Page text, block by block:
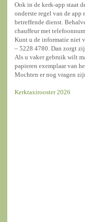
Ook in de kerk-app staat
onderste regel van de app
betreffende dienst.
chauffeur met
Kunt u de informatie niet
– 5228 4780. Dan zorgt
Als u vaker gebruik wilt
papieren exemplaar van
Mochten er nog vragen
Kerktaxirooster 2026